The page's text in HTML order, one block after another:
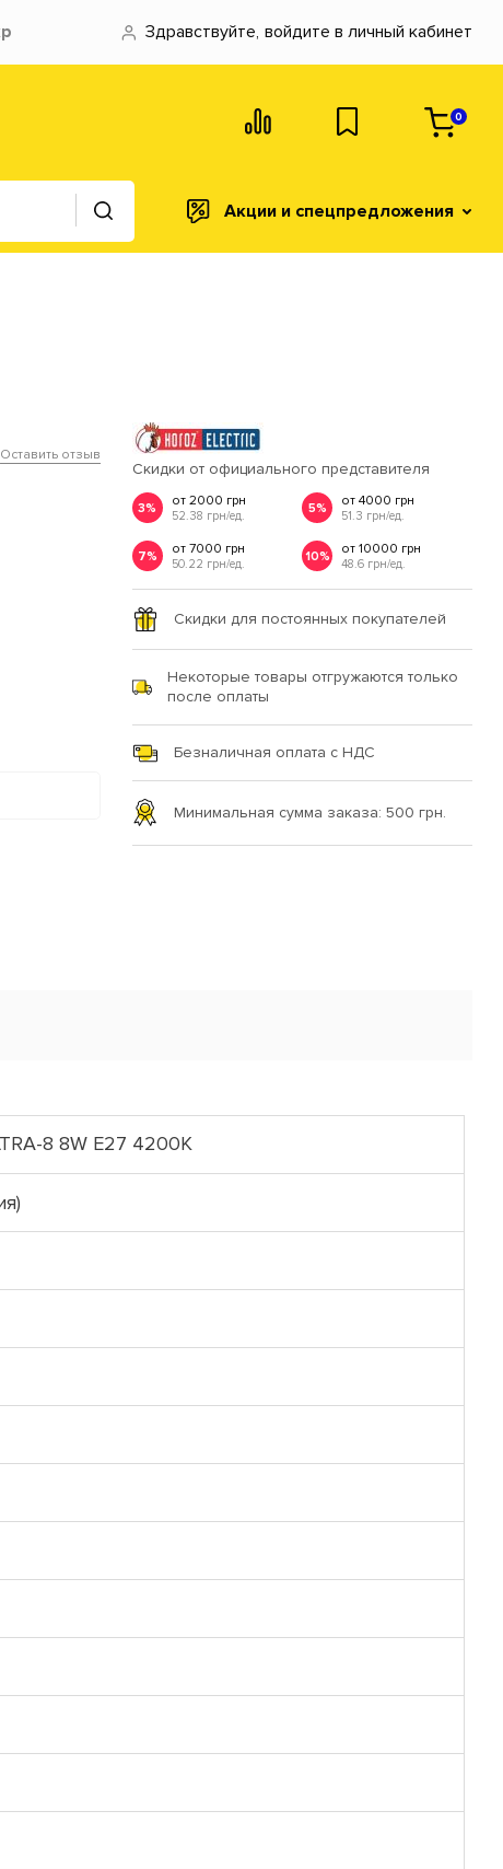
Здравствуйте, войдите в личный кабинет
0
Акции и спецпредложения
Оставить отзыв
Скидки от официального представителя
3% от 2000 грн
52.38 грн/ед.
5% от 4000 грн
51.3 грн/ед.
7% от 7000 грн
50.22 грн/ед.
10% от 10000 грн
48.6 грн/ед.
Скидки для постоянных покупателей
Некоторые товары отгружаются только
после оплаты
Безналичная оплата с НДС
Минимальная сумма заказа: 500 грн.
8 8W E27 4200К